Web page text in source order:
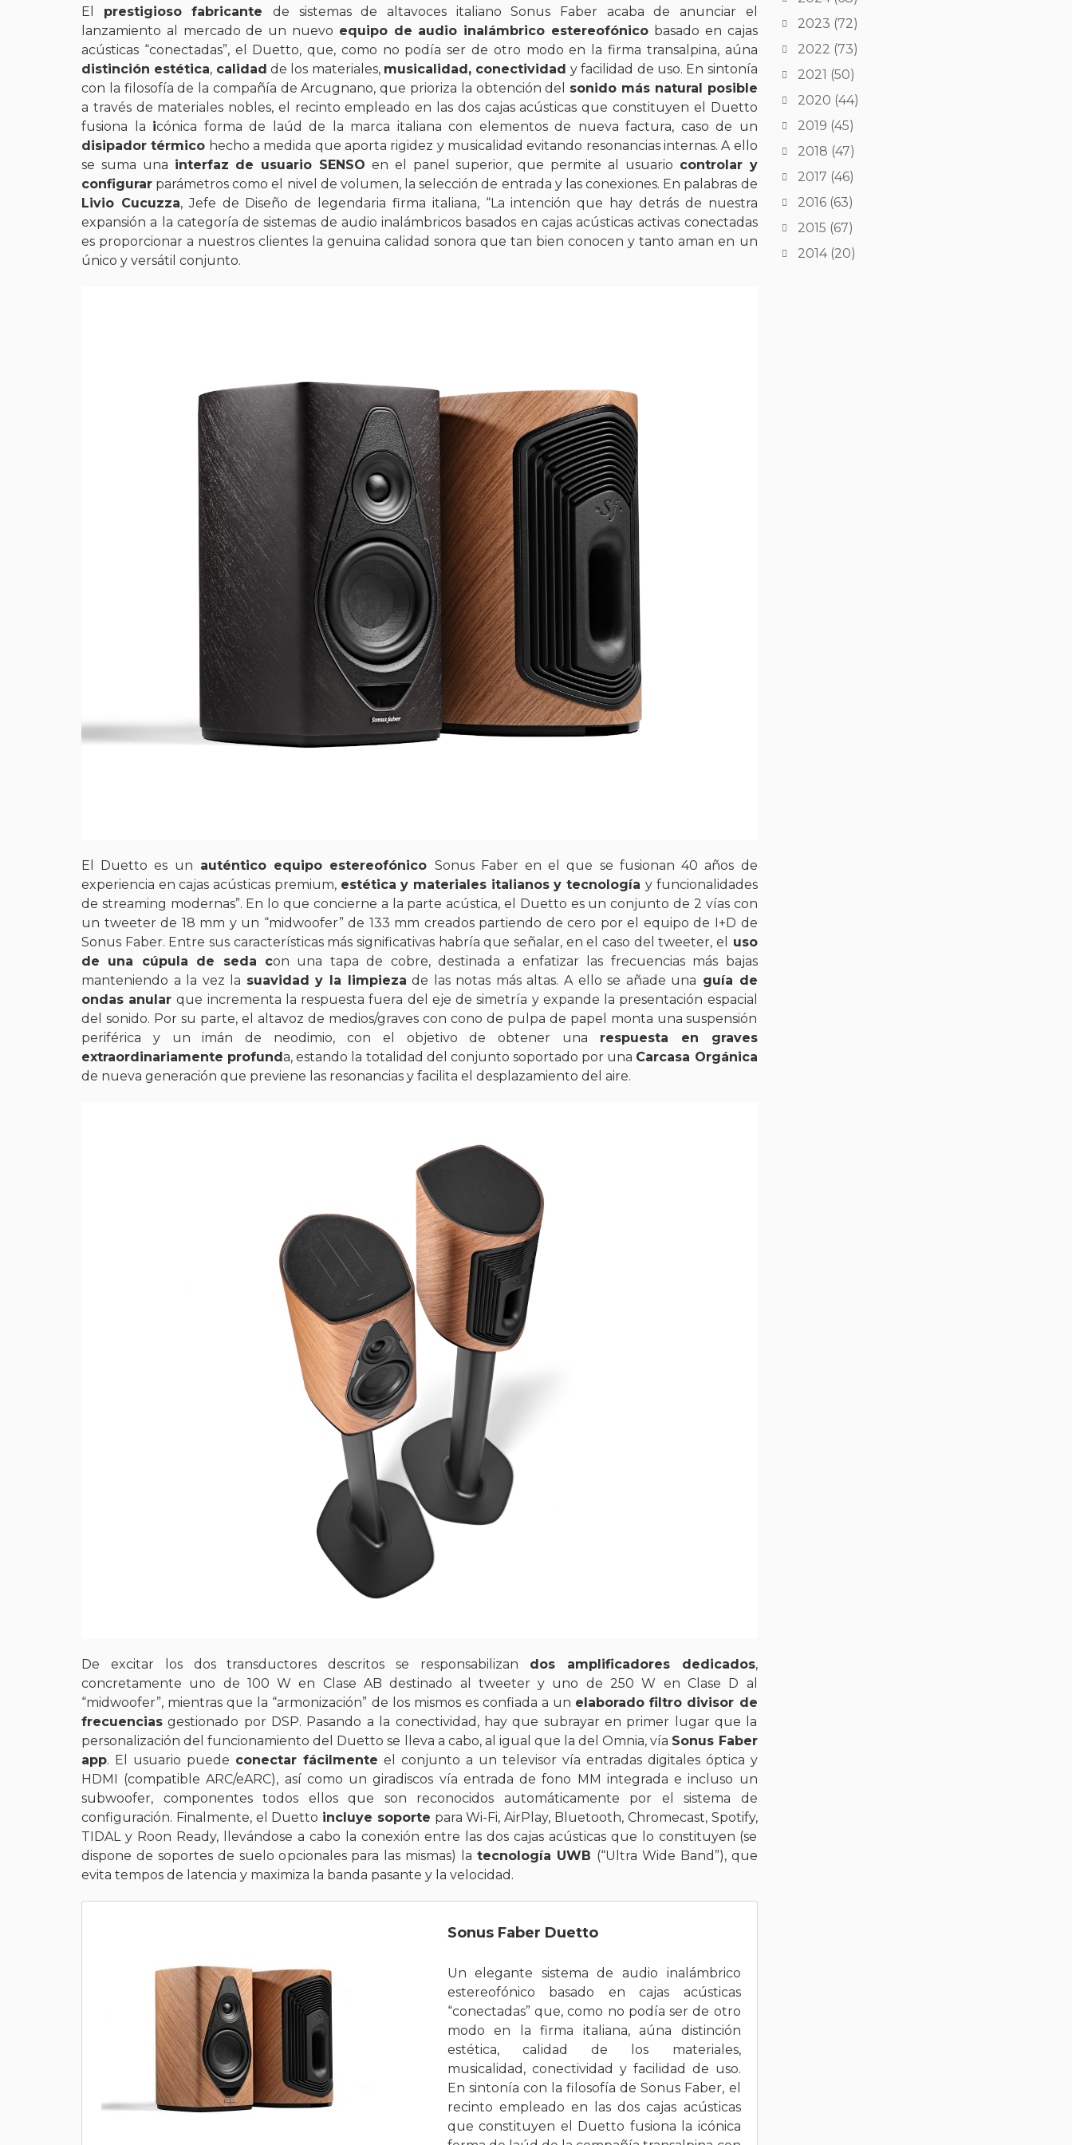
El prestigioso fabricante de sistemas de altavoces italiano Sonus Faber acaba de anunciar el
lanzamiento al mercado de un nuevo equipo de audio inalámbrico estereofónico basado en cajas
acústicas “conectadas”, el Duetto, que, como no podía ser de otro modo en la firma transalpina, aúna
distinción estética, calidad de los materiales, musicalidad, conectividad y facilidad de uso. En sintonía
con la filosofía de la compañía de Arcugnano, que prioriza la obtención del sonido más natural posible
a través de materiales nobles, el recinto empleado en las dos cajas acústicas que constituyen el Duetto
fusiona la icónica forma de laúd de la marca italiana con elementos de nueva factura, caso de un
disipador térmico hecho a medida que aporta rigidez y musicalidad evitando resonancias internas. A ello
se suma una interfaz de usuario SENSO en el panel superior, que permite al usuario controlar y
configurar parámetros como el nivel de volumen, la selección de entrada y las conexiones. En palabras de
Livio Cucuzza, Jefe de Diseño de legendaria firma italiana, “La intención que hay detrás de nuestra
expansión a la categoría de sistemas de audio inalámbricos basados en cajas acústicas activas conectadas
es proporcionar a nuestros clientes la genuina calidad sonora que tan bien conocen y tanto aman en un
único y versátil conjunto.
El Duetto es un auténtico equipo estereofónico Sonus Faber en el que se fusionan 40 años de
experiencia en cajas acústicas premium, estética y materiales italianos y tecnología y funcionalidades
de streaming modernas”. En lo que concierne a la parte acústica, el Duetto es un conjunto de 2 vías con
un tweeter de 18 mm y un “midwoofer” de 133 mm creados partiendo de cero por el equipo de I+D de
Sonus Faber. Entre sus características más significativas habría que señalar, en el caso del tweeter, el
uso
de una cúpula de seda con una tapa de cobre, destinada a enfatizar las frecuencias más bajas
manteniendo a la vez la suavidad y la limpieza de las notas más altas. A ello se añade una guía de
ondas anularque incrementa la respuesta fuera del eje de simetría y expande la presentación espacial
del sonido. Por su parte, el altavoz de medios/graves con cono de pulpa de papel monta una suspensión
periférica y un imán de neodimio, con el objetivo de obtener una respuesta en graves
extraordinariamente profunda, estando la totalidad del conjunto soportado por una Carcasa Orgánica
de nueva generación que previene las resonancias y facilita el desplazamiento del aire.
De excitar los dos transductores descritos se responsabilizan dos amplificadores dedicados,
concretamente uno de 100 W en Clase AB destinado al tweeter y uno de 250 W en Clase D al
“midwoofer”, mientras que la “armonización” de los mismos es confiada a un elaborado filtro divisor de
frecuencias gestionado por DSP. Pasando a la conectividad, hay que subrayar en primer lugar que la
personalización del funcionamiento del Duetto se lleva a cabo, al igual que la del Omnia, vía Sonus Faber
app. El usuario puede conectar fácilmenteel conjunto a un televisor vía entradas digitales óptica y
HDMI (compatible ARC/eARC), así como un giradiscos vía entrada de fono MM integrada e incluso un
subwoofer, componentes todos ellos que son reconocidos automáticamente por el sistema de
configuración. Finalmente, el Duetto incluye soporte para Wi-Fi, AirPlay, Bluetooth, Chromecast, Spotify,
TIDAL y Roon Ready, llevándose a cabo la conexión entre las dos cajas acústicas que lo constituyen (se
dispone de soportes de suelo opcionales para las mismas) la tecnología UWB (“Ultra Wide Band”), que
evita tempos de latencia y maximiza la banda pasante y la velocidad.
Sonus Faber Duetto
Un elegante sistema de audio inalámbrico
estereofónico basado en cajas acústicas
“conectadas” que, como no podía ser de otro
modo en la firma italiana, aúna distinción
estética, calidad de los materiales,
musicalidad, conectividad y facilidad de uso.
En sintonía con la filosofía de Sonus Faber, el
recinto empleado en las dos cajas acústicas
que constituyen el Duetto fusiona la icónica
2023 (72)
2022 (73)
2021 (50)
2020 (44)
2019 (45)
2018 (47)
2017 (46)
2016(63)
2015 (67)
2014(20)